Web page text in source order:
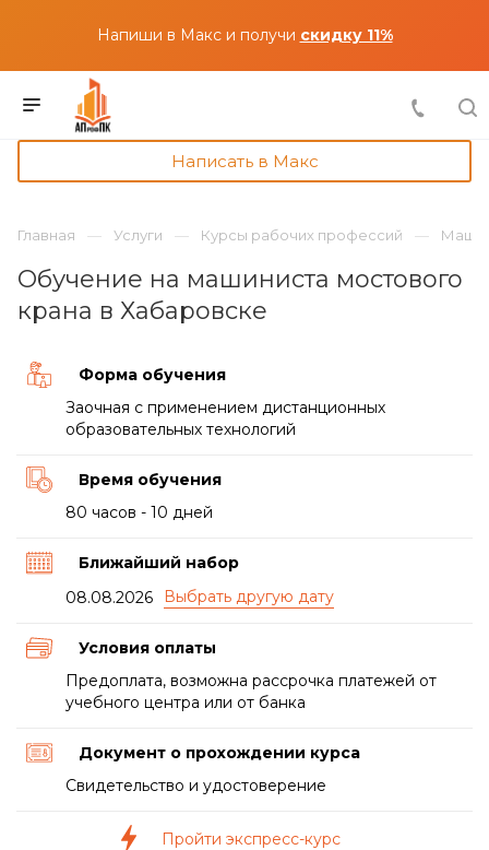
Напиши в Макс и получи скидку 11%
Написать в Макс
Главная Услуги Курсы рабочих профессий
Обучение на машиниста мостового
крана в Хабаровске
Форма обучения
Заочная с применением дистанционных
образовательных технологий
Время обучения
80 часов - 10 дней
Ближайший набор
08.08.2026
Условия оплаты
Предоплата, возможна рассрочка платежей от
учебного центра или от банка
Документ о прохождении курса
Свидетельство и удостоверение
Пройти экспресс-курс